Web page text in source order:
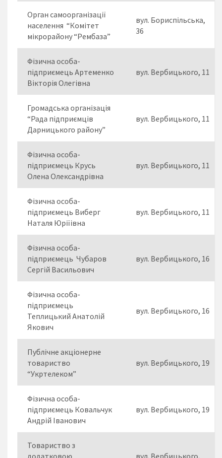
Орган самоорганізації
населення “Комітет
мікрорайону “Рембаза”
вул. Бориспільська,
36
Фізична особа-
підприємець Артеменко
Вікторія Олегівна
вул. Вербицького, 11
Громадська організація
“Рада підприємців
Дарницького району”
вул. Вербицького, 11
Фізична особа-
підприємець Крусь
Олена Олександрівна
вул. Вербицького, 11
Фізична особа-
підприємець Виберг
Наталя Юріїівна
вул. Вербицького, 11
Фізична особа-
підприємець Чубаров
Сергій Васильович
вул. Вербицького, 16
Фізична особа-
підприємець
Теплицький Анатолій
Якович
вул. Вербицького, 16
Публічне акціонерне
товариство
“Укртелеком”
вул. Вербицького, 19
Фізична особа-
підприємець Ковальчук
Андрій Іванович
вул. Вербицького, 19
Товариство з
додатковою
вул. Вербицького,